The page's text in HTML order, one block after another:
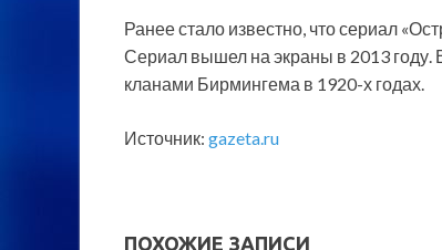
Ранее стало известно, что сериал
Сериал вышел на экраны в 2013 году.
кланами Бирмингема в 1920-х годах.
Источник: gazeta.ru
ПОХОЖИЕ ЗАПИСИ